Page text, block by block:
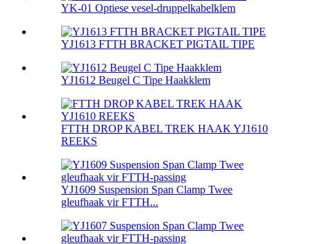
YK-01 Optiese vesel-druppelkabelklem
YJ1613 FTTH BRACKET PIGTAIL TIPE
YJ1612 Beugel C Tipe Haakklem
FTTH DROP KABEL TREK HAAK YJ1610
REEKS
YJ1609 Suspension Span Clamp Twee
gleufhaak vir FTTH...